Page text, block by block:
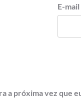
E-mail
a próxima vez que